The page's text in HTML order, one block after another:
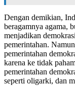
Dengan demikian,
beragamnya agama,
menjadikan
pemerintahan.
pemerintahan
karena ke tidak
pemerintahan
seperti oligarki, dan